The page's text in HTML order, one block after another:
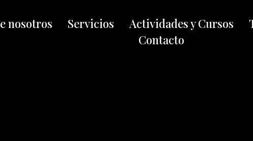
nosotros Servicios Actividades y Cursos
Contacto